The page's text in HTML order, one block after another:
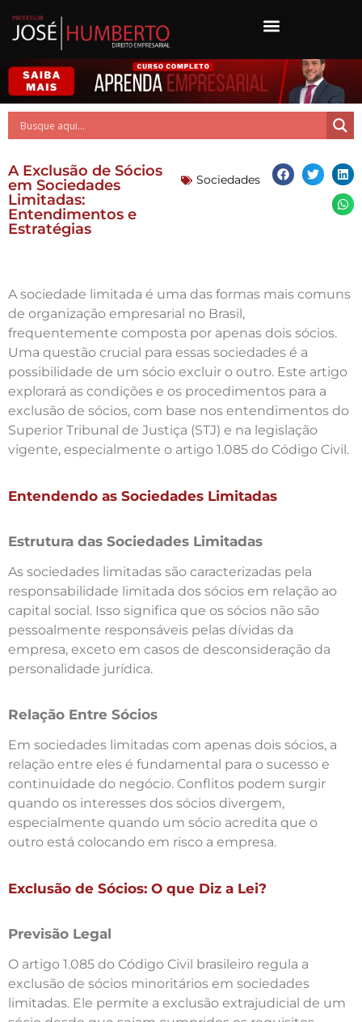
A Exclusão de Sócios
em Sociedades
Limitadas:
Entendimentos e
Estratégias
Sociedades
A sociedade limitada é uma das formas mais comuns
de organização empresarial no Brasil,
frequentemente composta por apenas dois sócios.
Uma questão crucial para essas sociedades é a
possibilidade de um sócio excluir o outro. Este artigo
explorará as condições e os procedimentos para a
exclusão de sócios, com base nos entendimentos do
Superior Tribunal de Justiça (STJ) e na legislação
vigente, especialmente o artigo 1.085 do Código Civil.
Entendendo as Sociedades Limitadas
Estrutura das Sociedades Limitadas
As sociedades limitadas são caracterizadas pela
responsabilidade limitada dos sócios em relação ao
capital social. Isso significa que os sócios não são
pessoalmente responsáveis pelas dívidas da
empresa, exceto em casos de desconsideração da
personalidade jurídica.
Relação Entre Sócios
Em sociedades limitadas com apenas dois sócios, a
relação entre eles é fundamental para o sucesso e
continuidade do negócio. Conflitos podem surgir
quando os interesses dos sócios divergem,
especialmente quando um sócio acredita que o
outro está colocando em risco a empresa.
Exclusão de Sócios: O que Diz a Lei?
Previsão Legal
O artigo 1.085 do Código Civil brasileiro regula a
exclusão de sócios minoritários em sociedades
limitadas. Ele permite a exclusão extrajudicial de um